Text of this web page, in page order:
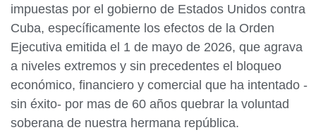
impuestas por el gobierno de Estados Unidos contra
Cuba, específicamente los efectos de la Orden
Ejecutiva emitida el 1 de mayo de 2026, que agrava
a niveles extremos y sin precedentes el bloqueo
económico, financiero y comercial que ha intentado -
sin éxito- por mas de 60 años quebrar la voluntad
soberana de nuestra hermana república.